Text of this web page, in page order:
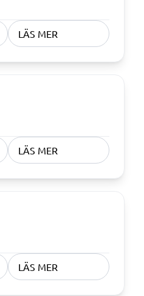
LÄS MER
LÄS MER
LÄS MER